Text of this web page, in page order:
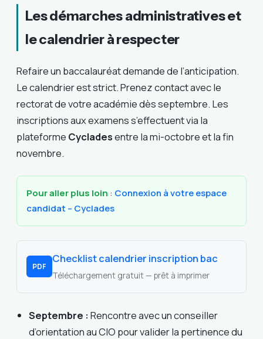
Les démarches administratives et
le calendrier à respecter
Refaire un baccalauréat demande de l’anticipation.
Le calendrier est strict. Prenez contact avec le
rectorat de votre académie dès septembre. Les
inscriptions aux examens s’effectuent via la
plateforme Cycladesentre la mi-octobre et la fin
novembre.
Pour aller plus loin : Connexion à votre espace
candidat – Cyclades
PDF
Checklist calendrier inscription bac
Téléchargement gratuit — prêt à imprimer
Septembre : Rencontre avec un conseiller
d’orientation au CIO pour valider la pertinence du